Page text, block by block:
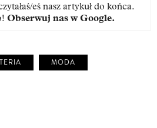
eś nasz artykuł do końca.
Obserwuj nas w Google.
MODA